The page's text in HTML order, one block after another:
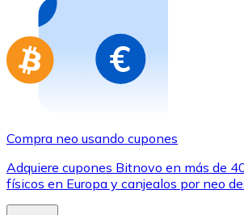
Ir a la tienda de tarjetas regalo
Compra neo usando cupones
Adquiere cupones Bitnovo en más de
físicos en Europa y canjealos por neo